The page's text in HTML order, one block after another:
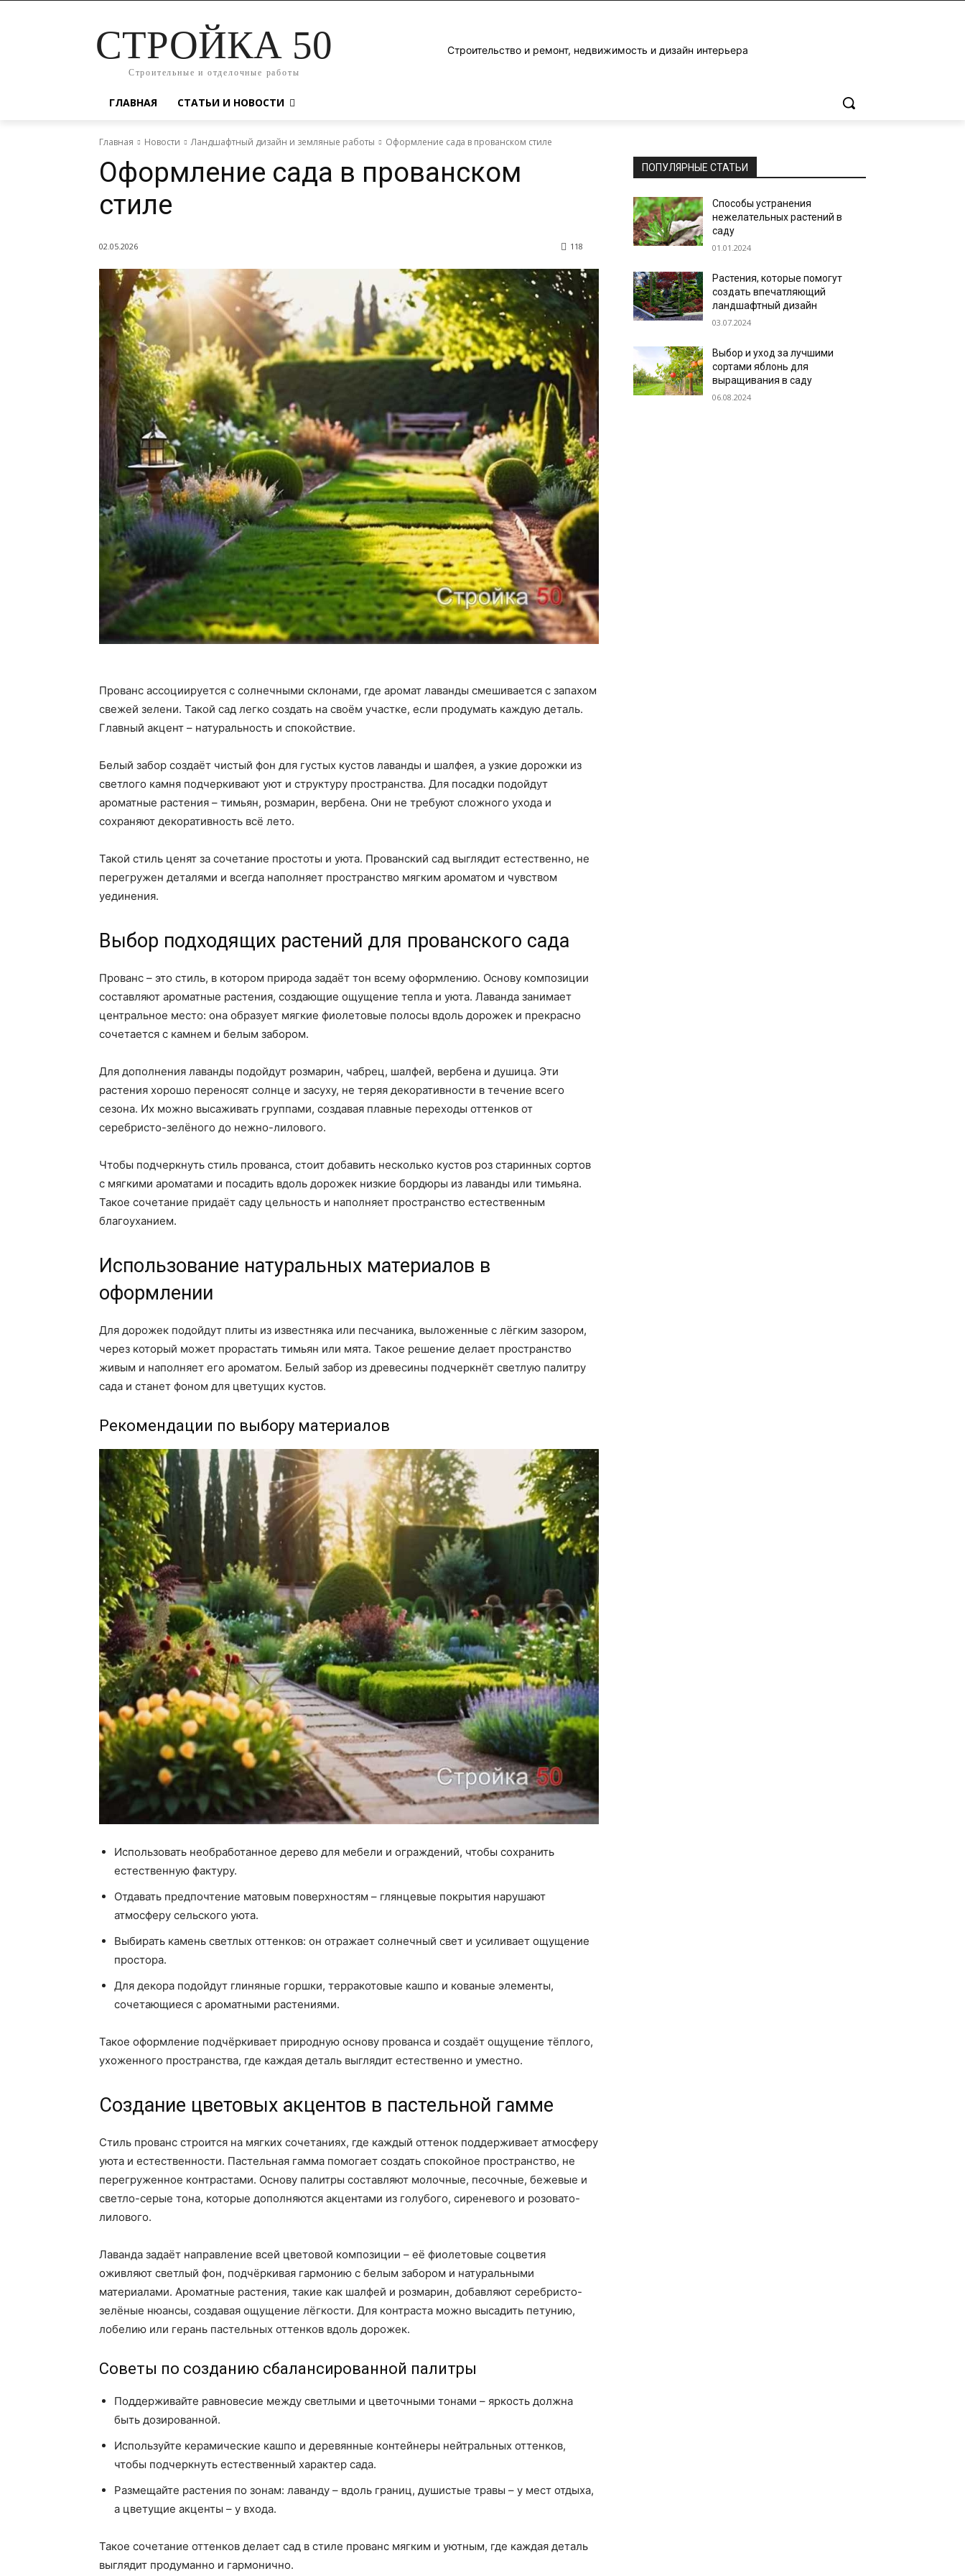
СТРОЙКА 50
Строительные и отделочные работы
Строительство и ремонт, недвижимость и дизайн интерьера
ГЛАВНАЯ СТАТЬИ И НОВОСТИ
Главная Новости Ландшафтный дизайн и земляные работы Оформление сада в прованском стиле
Оформление сада в прованском
стиле
02.05.2026 118
Прованс ассоциируется с солнечными склонами, где аромат лаванды смешивается с запахом
свежей зелени. Такой сад легко создать на своём участке, если продумать каждую деталь.
Главный акцент – натуральность и спокойствие.
Белый забор создаёт чистый фон для густых кустов лаванды и шалфея, а узкие дорожки из
светлого камня подчеркивают уют и структуру пространства. Для посадки подойдут
ароматные растения – тимьян, розмарин, вербена. Они не требуют сложного ухода и
сохраняют декоративность всё лето.
Такой стиль ценят за сочетание простоты и уюта. Прованский сад выглядит естественно, не
перегружен деталями и всегда наполняет пространство мягким ароматом и чувством
уединения.
Выбор подходящих растений для прованского сада
Прованс – это стиль, в котором природа задаёт тон всему оформлению. Основу композиции
составляют ароматные растения, создающие ощущение тепла и уюта. Лаванда занимает
центральное место: она образует мягкие фиолетовые полосы вдоль дорожек и прекрасно
сочетается с камнем и белым забором.
Для дополнения лаванды подойдут розмарин, чабрец, шалфей, вербена и душица. Эти
растения хорошо переносят солнце и засуху, не теряя декоративности в течение всего
сезона. Их можно высаживать группами, создавая плавные переходы оттенков от
серебристо-зелёного до нежно-лилового.
Чтобы подчеркнуть стиль прованса, стоит добавить несколько кустов роз старинных сортов
с мягкими ароматами и посадить вдоль дорожек низкие бордюры из лаванды или тимьяна.
Такое сочетание придаёт саду цельность и наполняет пространство естественным
благоуханием.
Использование натуральных материалов в
оформлении
Для дорожек подойдут плиты из известняка или песчаника, выложенные с лёгким зазором,
через который может прорастать тимьян или мята. Такое решение делает пространство
живым и наполняет его ароматом. Белый забор из древесины подчеркнёт светлую палитру
сада и станет фоном для цветущих кустов.
Рекомендации по выбору материалов
Использовать необработанное дерево для мебели и ограждений, чтобы сохранить
естественную фактуру.
Отдавать предпочтение матовым поверхностям – глянцевые покрытия нарушают
атмосферу сельского уюта.
Выбирать камень светлых оттенков: он отражает солнечный свет и усиливает ощущение
простора.
Для декора подойдут глиняные горшки, терракотовые кашпо и кованые элементы,
сочетающиеся с ароматными растениями.
Такое оформление подчёркивает природную основу прованса и создаёт ощущение тёплого,
ухоженного пространства, где каждая деталь выглядит естественно и уместно.
Создание цветовых акцентов в пастельной гамме
Стиль прованс строится на мягких сочетаниях, где каждый оттенок поддерживает атмосферу
уюта и естественности. Пастельная гамма помогает создать спокойное пространство, не
перегруженное контрастами. Основу палитры составляют молочные, песочные, бежевые и
светло-серые тона, которые дополняются акцентами из голубого, сиреневого и розовато-
лилового.
Лаванда задаёт направление всей цветовой композиции – её фиолетовые соцветия
оживляют светлый фон, подчёркивая гармонию с белым забором и натуральными
материалами. Ароматные растения, такие как шалфей и розмарин, добавляют серебристо-
зелёные нюансы, создавая ощущение лёгкости. Для контраста можно высадить петунию,
лобелию или герань пастельных оттенков вдоль дорожек.
Советы по созданию сбалансированной палитры
Поддерживайте равновесие между светлыми и цветочными тонами – яркость должна
быть дозированной.
Используйте керамические кашпо и деревянные контейнеры нейтральных оттенков,
чтобы подчеркнуть естественный характер сада.
Размещайте растения по зонам: лаванду – вдоль границ, душистые травы – у мест отдыха,
а цветущие акценты – у входа.
Такое сочетание оттенков делает сад в стиле прованс мягким и уютным, где каждая деталь
выглядит продуманно и гармонично.
ПОПУЛЯРНЫЕ СТАТЬИ
Способы устранения
нежелательных растений в
саду
01.01.2024
Растения, которые помогут
создать впечатляющий
ландшафтный дизайн
03.07.2024
Выбор и уход за лучшими
сортами яблонь для
выращивания в саду
06.08.2024